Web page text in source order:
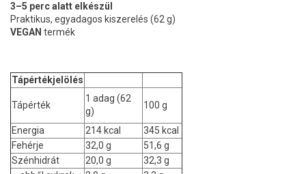
3–5 perc alatt elkészül
Praktikus, egyadagos kiszerelés (62 g)
VEGAN termék
Tápértékjelölés
Tápérték
1 adag (62
g)
100 g
Energia 214 kcal
345 kcal
Fehérje
32,0 g
51,6 g
Szénhidrát
20,0 g
32,3 g